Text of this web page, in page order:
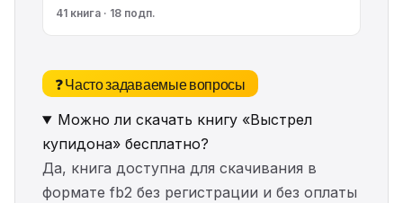
41 книга · 18 подп.
❓ Часто задаваемые вопросы
Можно ли скачать книгу «Выстрел
купидона» бесплатно?
Да, книга доступна для скачивания в
формате fb2 без регистрации и без оплаты